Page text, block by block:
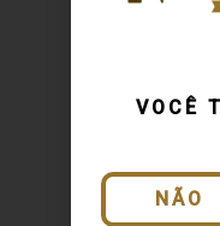
VOCÊ
NÃO